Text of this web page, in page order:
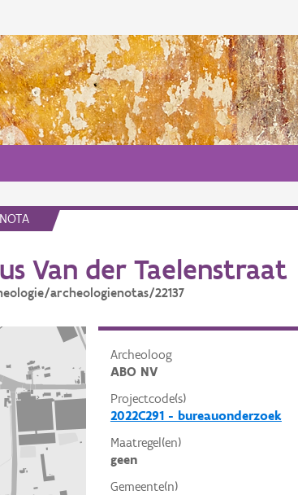
Van der Taelenstraat
archeologienotas/22137
Archeoloog
ABO NV
Projectcode(s)
2022C291 - bureauonderzoek
Maatregel(en)
geen
Gemeente(n)